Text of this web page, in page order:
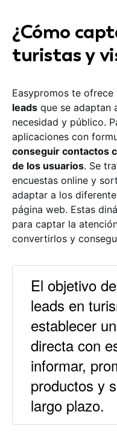
¿Cómo
turistas y
Easypromos te ofrece
leads que se adaptan
necesidad y público.
aplicaciones con
conseguir contactos
de los usuarios. Se
encuestas online y
adaptar a los
página web. Estas
para captar la
convertirlos y
El objetivo
leads en
establecer
directa con
informar,
productos y
largo plazo.